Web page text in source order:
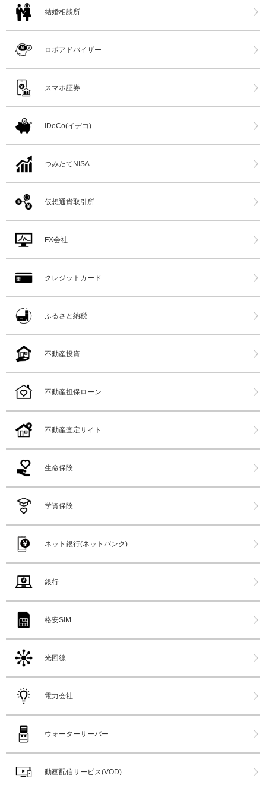
結婚相談所
ロボアドバイザー
スマホ証券
iDeCo(イデコ)
つみたてNISA
仮想通貨取引所
FX会社
クレジットカード
ふるさと納税
不動産投資
不動産担保ローン
不動産査定サイト
生命保険
学資保険
ネット銀行(ネットバンク)
銀行
格安SIM
光回線
電力会社
ウォーターサーバー
動画配信サービス(VOD)